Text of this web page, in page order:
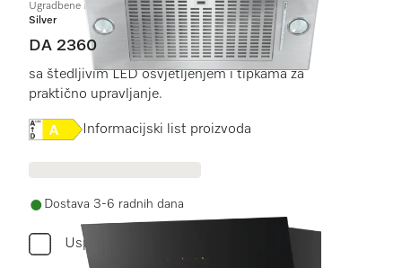
Ugradbene nape
Silver
DA 2360
sa štedljivim LED osvjetljenjem i tipkama za
praktično upravljanje.
Online Label Flag, Energetska naljepnica
Informacijski list proizvoda
Dostava 3-6 radnih dana
Usporediti